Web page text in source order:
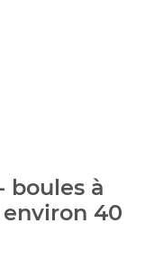
boules à
40